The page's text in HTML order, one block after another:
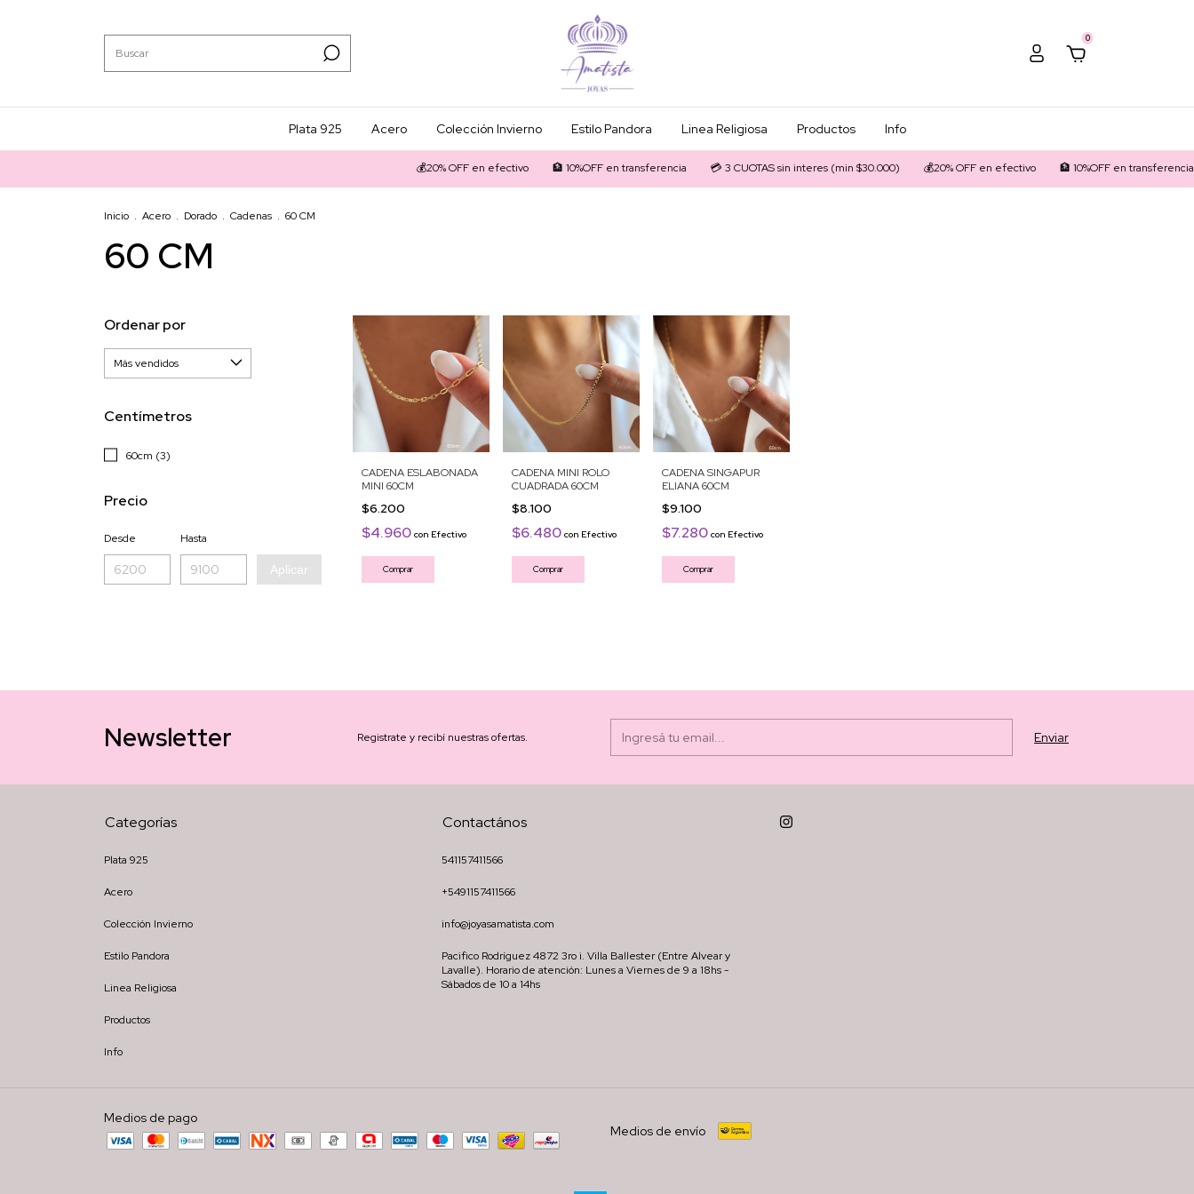
0
Plata 925 Acero Colección Invierno Estilo Pandora Linea Religiosa Productos Info
💰20% OFF en efectivo 🏦 10%OFF en transferencia 💳 3 CUOTAS sin interes (min $30.000) 💰20% OFF en efectivo 🏦 10%OFF en transferencia
Inicio . Acero . Dorado . Cadenas . 60 CM
60 CM
Ordenar por
Centímetros
60cm (3)
Precio
Desde Hasta
Aplicar
CADENA ESLABONADA
MINI 60CM
$6.200
$4.960 con Efectivo
Comprar
CADENA MINI ROLO
CUADRADA 60CM
$8.100
$6.480 con Efectivo
Comprar
CADENA SINGAPUR
ELIANA 60CM
$9.100
$7.280 con Efectivo
Comprar
Newsletter Registrate y recibí nuestras ofertas.
Categorías
Plata 925
Acero
Colección Invierno
Estilo Pandora
Linea Religiosa
Productos
Info
Contactános
541157411566
+5491157411566
info@joyasamatista.com
Pacifico Rodríguez 4872 3ro i. Villa Ballester (Entre Alvear y
Lavalle). Horario de atención: Lunes a Viernes de 9 a 18hs -
Sábados de 10 a 14hs
Medios de pago
Medios de envío